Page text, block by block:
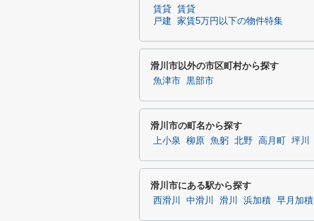
賃貸
戸建
賃貸
家賃5万円以下の物件特集
滑川市以外の市区町村から探す
魚津市 黒部市
滑川市の町名から探す
上小泉 柳原 魚躬 北野 高月町 坪川
滑川市にある駅から探す
西滑川 中滑川 滑川 浜加積 早月加積